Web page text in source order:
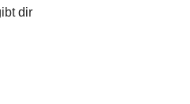
dir